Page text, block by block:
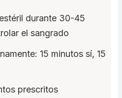
durante 30-45
el sangrado
15 minutos sí, 15
prescritos